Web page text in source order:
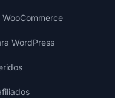
WordPress